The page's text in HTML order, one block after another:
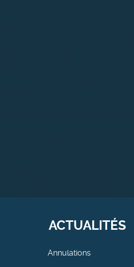
ACTUALITÉS
Annulations